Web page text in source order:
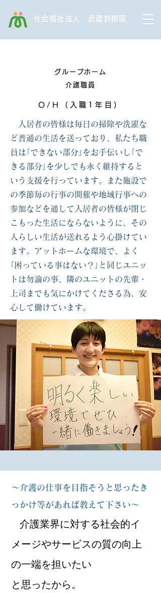
社会福祉法人 武蔵野療園
グループホーム​
介護職員
O/H（入職1年目）
入居者の皆様は毎日の掃除や洗濯な
ど普通の生活を送っており、私たち職
員は｢できない部分｣をお手伝いし｢で
きる部分｣を少しでも永く維持すると
いう支援を行っています。また施設で
の季節毎の行事の開催や地域行事への
参加などを通して入居者の皆様が閉じ
こもった生活にならないように、その
人らしい生活が送れるよう心掛けてい
ます。アットホームな環境で、よく
｢困っている事はない？｣と同じユニッ
トは勿論の事、隣のユニットの先輩・
上司までも気にかけてくださる為、安
心して働けています。
～介護の仕事を目指そうと思ったき
っかけ等があれば教えて下さい～
介護業界に対する社会的イ
メージやサービスの質の向上
の一端を担いたい
と思ったから。